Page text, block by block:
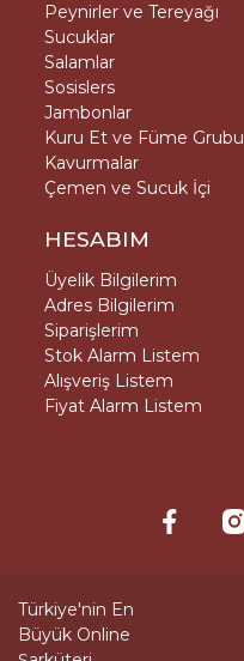
Peynirler ve Tereyağı
Sucuklar
Salamlar
Sosislers
Jambonlar
Kuru Et ve Füme Grubu
Kavurmalar
Çemen ve Sucuk İçi
HESABIM
Üyelik Bilgilerim
Adres Bilgilerim
Siparişlerim
Stok Alarm Listem
Alışveriş Listem
Fiyat Alarm Listem
Türkiye'nin En
Büyük Online